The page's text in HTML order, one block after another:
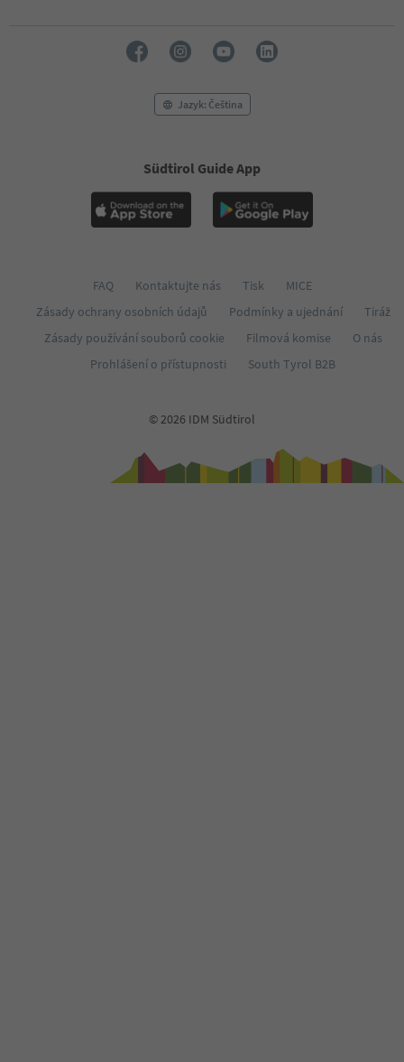
Jazyk: Čeština
Südtirol Guide App
FAQ Kontaktujte nás Tisk
MICE
Zásady ochrany osobních údajů
Podmínky a ujednání
Tiráž
Zásady používání souborů cookie
Filmová komise
O nás
Prohlášení o přístupnosti
South Tyrol B2B
© 2026 IDM Südtirol